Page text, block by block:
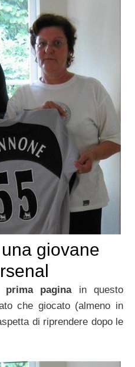
giovane
pagina in questo
che giocato (almeno in
di riprendere dopo le